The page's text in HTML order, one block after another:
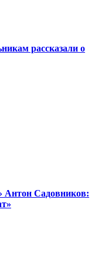
рассказали о
Садовников: